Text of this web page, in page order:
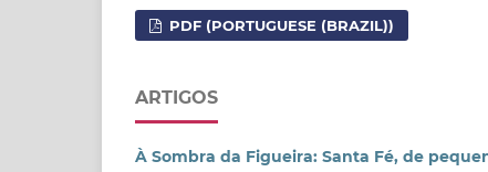
PDF (PORTUGUESE (BRAZIL))
ARTIGOS
À Sombra da Figueira: Santa Fé, de